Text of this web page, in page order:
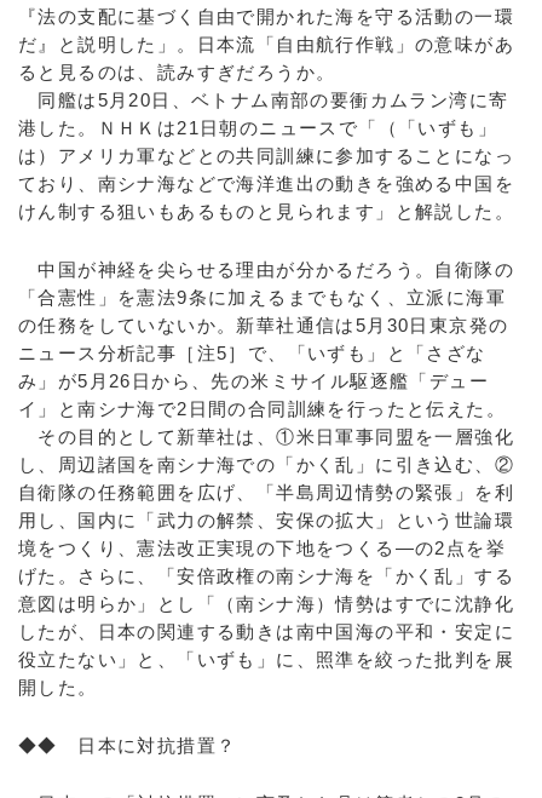
『法の支配に基づく自由で開かれた海を守る活動の一環
だ』と説明した」。日本流「自由航行作戦」の意味があ
ると見るのは、読みすぎだろうか。
同艦は5月20日、ベトナム南部の要衝カムラン湾に寄
港した。ＮＨＫは21日朝のニュースで「（「いずも」
は）アメリカ軍などとの共同訓練に参加することになっ
ており、南シナ海などで海洋進出の動きを強める中国を
けん制する狙いもあるものと見られます」と解説した。
中国が神経を尖らせる理由が分かるだろう。自衛隊の
「合憲性」を憲法9条に加えるまでもなく、立派に海軍
の任務をしていないか。新華社通信は5月30日東京発の
ニュース分析記事［注5］で、「いずも」と「さざな
み」が5月26日から、先の米ミサイル駆逐艦「デュー
イ」と南シナ海で2日間の合同訓練を行ったと伝えた。
その目的として新華社は、①米日軍事同盟を一層強化
し、周辺諸国を南シナ海での「かく乱」に引き込む、②
自衛隊の任務範囲を広げ、「半島周辺情勢の緊張」を利
用し、国内に「武力の解禁、安保の拡大」という世論環
境をつくり、憲法改正実現の下地をつくる―の2点を挙
げた。さらに、「安倍政権の南シナ海を「かく乱」する
意図は明らか」とし「（南シナ海）情勢はすでに沈静化
したが、日本の関連する動きは南中国海の平和・安定に
役立たない」と、「いずも」に、照準を絞った批判を展
開した。
◆◆ 日本に対抗措置？